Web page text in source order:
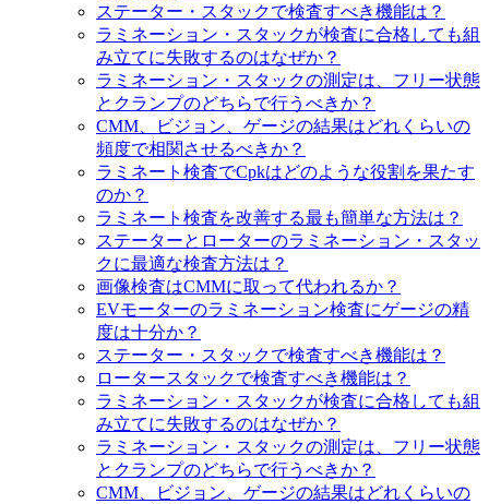
ステーター・スタックで検査すべき機能は？
ラミネーション・スタックが検査に合格しても組
み立てに失敗するのはなぜか？
ラミネーション・スタックの測定は、フリー状態
とクランプのどちらで行うべきか？
CMM、ビジョン、ゲージの結果はどれくらいの
頻度で相関させるべきか？
ラミネート検査でCpkはどのような役割を果たす
のか？
ラミネート検査を改善する最も簡単な方法は？
ステーターとローターのラミネーション・スタッ
クに最適な検査方法は？
画像検査はCMMに取って代われるか？
EVモーターのラミネーション検査にゲージの精
度は十分か？
ステーター・スタックで検査すべき機能は？
ロータースタックで検査すべき機能は？
ラミネーション・スタックが検査に合格しても組
み立てに失敗するのはなぜか？
ラミネーション・スタックの測定は、フリー状態
とクランプのどちらで行うべきか？
CMM、ビジョン、ゲージの結果はどれくらいの